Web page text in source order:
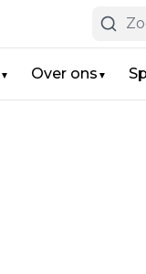
▼ Over ons ▼